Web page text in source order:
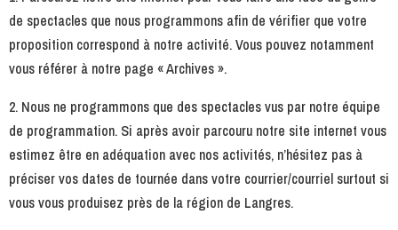
de spectacles que nous programmons afin de vérifier que votre
proposition correspond à notre activité. Vous pouvez notamment
vous référer à notre page « Archives ».
2. Nous ne programmons que des spectacles vus par notre équipe
de programmation. Si après avoir parcouru notre site internet vous
estimez être en adéquation avec nos activités, n’hésitez pas à
préciser vos dates de tournée dans votre courrier/courriel surtout si
vous vous produisez près de la région de Langres.